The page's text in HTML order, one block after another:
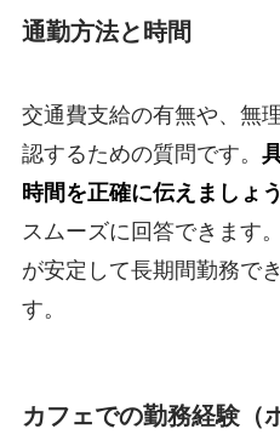
通勤方法と時間
交通費支給の有無や、無
認するための質問です。
時間を正確に伝えましょう
スムーズに回答できます
が安定して長期間勤務で
す。
カフェでの勤務経験（